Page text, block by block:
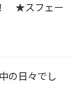
！ ★スフェー
の日々でし